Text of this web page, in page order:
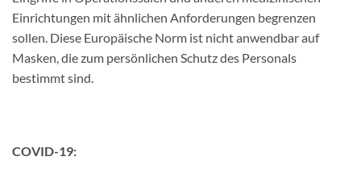
Einrichtungen mit ähnlichen Anforderungen begrenzen
sollen. Diese Europäische Norm ist nicht anwendbar auf
Masken, die zum persönlichen Schutz des Personals
bestimmt sind.
COVID-19: